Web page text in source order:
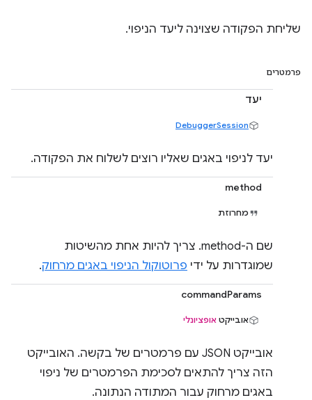
שליחת הפקודה שצוינה ליעד הניפוי.
פרמטרים
יעד
DebuggerSession
יעד לניפוי באגים שאליו רוצים לשלוח את הפקודה.
method
מחרוזת
שם ה-method. צריך להיות אחת מהשיטות
שמוגדרות על ידי פרוטוקול הניפוי באגים מרחוק.
commandParams
אובייקט אופציונלי
אובייקט JSON עם פרמטרים של בקשה. האובייקט
הזה צריך להתאים לסכימת הפרמטרים של ניפוי
באגים מרחוק עבור המתודה הנתונה.